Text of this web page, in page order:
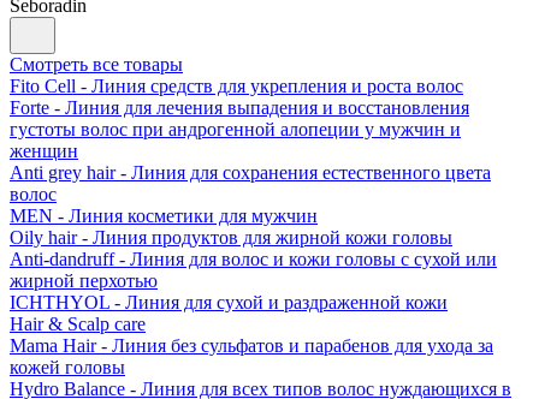
Seboradin
Смотреть все товары
Fito Cell - Линия средств для укрепления и роста волос
Forte - Линия для лечения выпадения и восстановления
густоты волос при андрогенной алопеции у мужчин и
женщин
Anti grey hair - Линия для сохранения естественного цвета
волос
MEN - Линия косметики для мужчин
Oily hair - Линия продуктов для жирной кожи головы
Anti-dandruff - Линия для волос и кожи головы с сухой или
жирной перхотью
ICHTHYOL - Линия для сухой и раздраженной кожи
Hair & Scalp care
Mama Hair - Линия без сульфатов и парабенов для ухода за
кожей головы
Hydro Balance - Линия для всех типов волос нуждающихся в